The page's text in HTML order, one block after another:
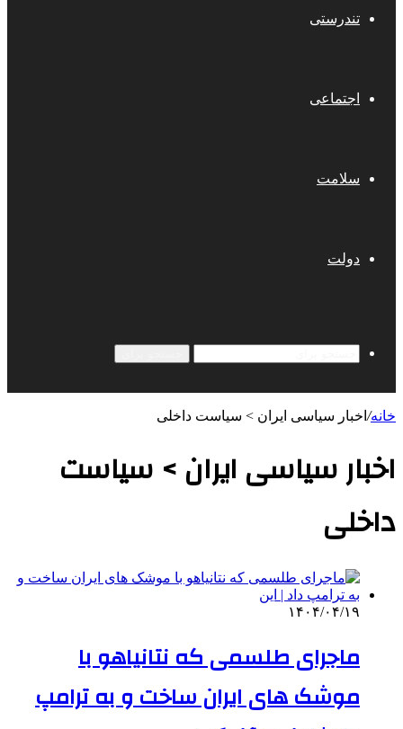
تندرستی
اجتماعی
سلامت
دولت
خانه/ اخبار سیاسی ایران > سیاست داخلی
اخبار سیاسی ایران > سیاست
داخلی
۱۴۰۴/۰۴/۱۹
ماجرای طلسمی که نتانیاهو با
موشک های ایران ساخت و به ترامپ